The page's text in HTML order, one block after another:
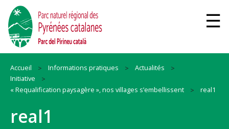
Accueil Informations pratiques
Actualités
Initiative
« Requalification paysagère », nos villages s’embellissent
real1
real1